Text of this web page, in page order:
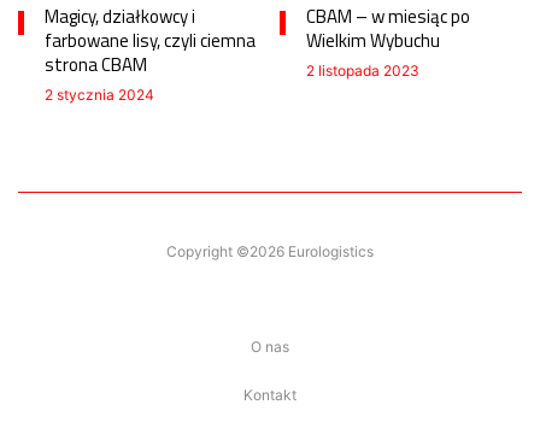
Magicy, działkowcy i
farbowane lisy, czyli ciemna
strona CBAM
2 stycznia 2024
CBAM – w miesiąc po
Wielkim Wybuchu
2 listopada 2023
Copyright ©2026 Eurologistics
O nas
Kontakt